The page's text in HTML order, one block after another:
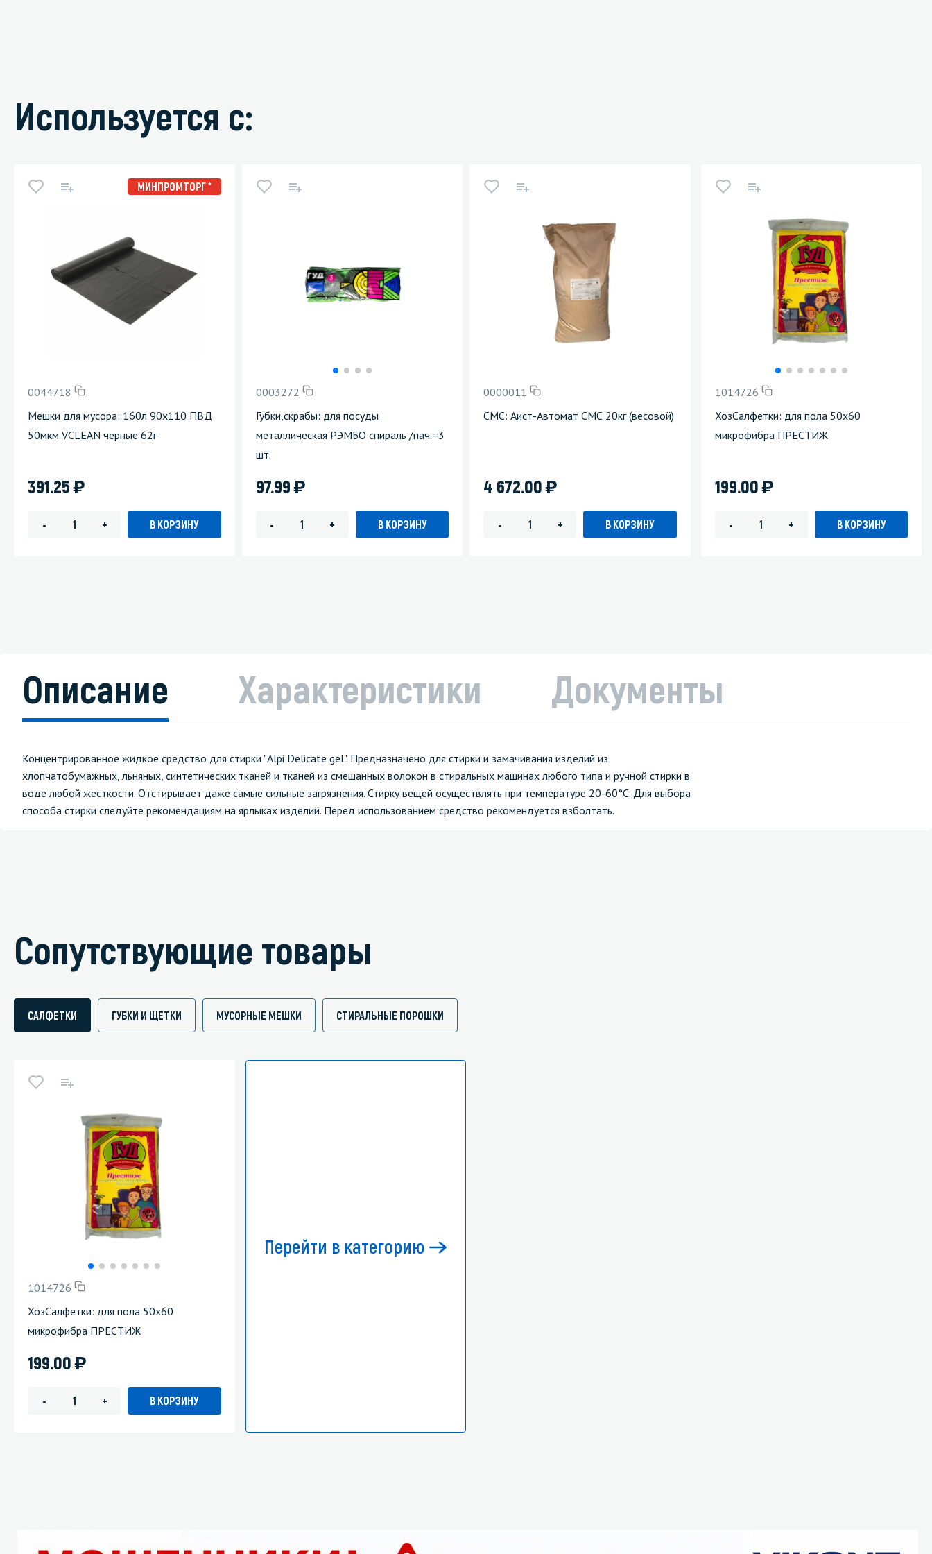
Используется с:
МИНПРОМТОРГ *
0044718
Мешки для мусора: 160л 90х110 ПВД
50мкм VCLEAN черные 62г
391.25)
- + В КОРЗИНУ
0003272
Губки,скрабы: для посуды
металлическая РЭМБО спираль /пач.=3
шт.
97.99)
- + В КОРЗИНУ
0000011
СМС: Аист-Автомат СМС 20кг (весовой)
4 672.00)
- + В КОРЗИНУ
1014726
ХозСалфетки: для пола 50х60
микрофибра ПРЕСТИЖ
199.00)
- + В КОРЗИНУ
Описание Характеристики Документы
Концентрированное жидкое средство для стирки "Alpi Delicate gel". Предназначено для стирки и замачивания изделий из
хлопчатобумажных, льняных, синтетических тканей и тканей из смешанных волокон в стиральных машинах любого типа и ручной стирки в
воде любой жесткости. Отстирывает даже самые сильные загрязнения. Стирку вещей осуществлять при температуре 20-60°С. Для выбора
способа стирки следуйте рекомендациям на ярлыках изделий. Перед использованием средство рекомендуется взболтать.
Сопутствующие товары
САЛФЕТКИ ГУБКИ И ЩЕТКИ МУСОРНЫЕ МЕШКИ СТИРАЛЬНЫЕ ПОРОШКИ
1014726
ХозСалфетки: для пола 50х60
микрофибра ПРЕСТИЖ
199.00)
- + В КОРЗИНУ
Перейти в категорию